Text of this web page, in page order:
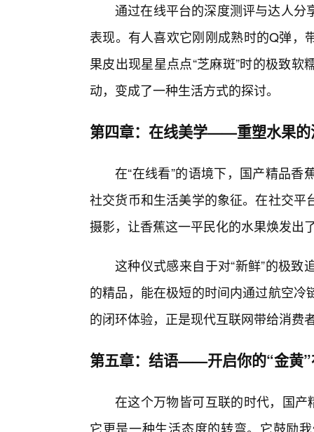
通过在线平台的深度测评与达人分
表现。有人喜欢它刚刚成熟时的Q弹，
果皮出现星星点点“芝麻斑”时的极致
动，变成了一种生活方式的探讨。
第四章：在线美学——重塑水果的
在“在线看”的语境下，国产精品
社交货币和生活美学的象征。在社交
摄影，让香蕉这一平民化的水果焕发出
这种仪式感来自于对“新鲜”的极
的精品，能在极短的时间内通过航空
的闭环体验，正是现代互联网带给消费
第五章：结语——开启你的“金黄”
在这个万物皆可互联的时代，国产
它更是一种生活态度的转弯。它鼓励